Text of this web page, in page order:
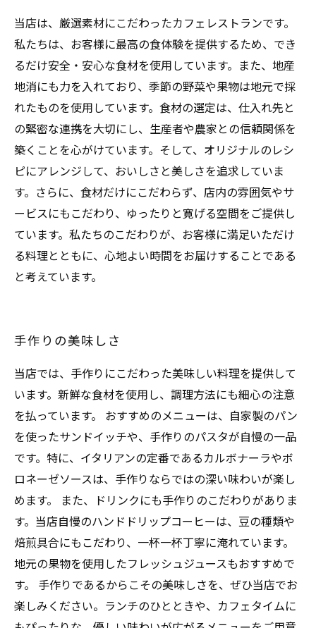
当店は、厳選素材にこだわったカフェレストランです。
私たちは、お客様に最高の食体験を提供するため、でき
るだけ安全・安心な食材を使用しています。また、地産
地消にも力を入れており、季節の野菜や果物は地元で採
れたものを使用しています。食材の選定は、仕入れ先と
の緊密な連携を大切にし、生産者や農家との信頼関係を
築くことを心がけています。そして、オリジナルのレシ
ピにアレンジして、おいしさと美しさを追求していま
す。さらに、食材だけにこだわらず、店内の雰囲気やサ
ービスにもこだわり、ゆったりと寛げる空間をご提供し
ています。私たちのこだわりが、お客様に満足いただけ
る料理とともに、心地よい時間をお届けすることである
と考えています。
手作りの美味しさ
当店では、手作りにこだわった美味しい料理を提供して
います。新鮮な食材を使用し、調理方法にも細心の注意
を払っています。 おすすめのメニューは、自家製のパン
を使ったサンドイッチや、手作りのパスタが自慢の一品
です。特に、イタリアンの定番であるカルボナーラやボ
ロネーゼソースは、手作りならではの深い味わいが楽し
めます。 また、ドリンクにも手作りのこだわりがありま
す。当店自慢のハンドドリップコーヒーは、豆の種類や
焙煎具合にもこだわり、一杯一杯丁寧に淹れています。
地元の果物を使用したフレッシュジュースもおすすめで
す。 手作りであるからこその美味しさを、ぜひ当店でお
楽しみください。ランチのひとときや、カフェタイムに